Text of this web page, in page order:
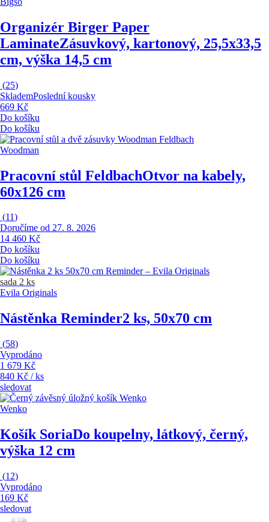
Organizér Birger Paper
LaminateZásuvkový, kartonový, 25,5x33,5
cm, výška 14,5 cm
(25)
SklademPoslední kousky
669 Kč
Do košíku
Do košíku
Woodman
Pracovní stůl FeldbachOtvor na kabely,
60x126 cm
(11)
Doručíme od 27. 8. 2026
14 460 Kč
Do košíku
Do košíku
sada 2 ks
Evila Originals
Nástěnka Reminder2 ks, 50x70 cm
(58)
Vyprodáno
1 679 Kč
840 Kč / ks
sledovat
Wenko
Košík SoriaDo koupelny, látkový, černý,
výška 12 cm
(12)
Vyprodáno
169 Kč
sledovat